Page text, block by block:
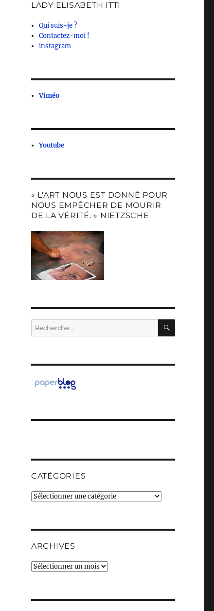
LADY ELISABETH ITTI
Qui suis-je ?
Contactez-moi !
instagram
Viméo
Youtube
« L’ART NOUS EST DONNÉ POUR
NOUS EMPÊCHER DE MOURIR
DE LA VÉRITÉ. » NIETZSCHE
Recherche
pour :
CATÉGORIES
Catégories
ARCHIVES
Archives